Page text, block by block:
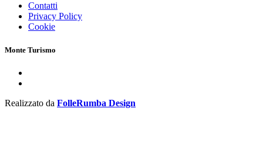
Contatti
Privacy Policy
Cookie
Monte Turismo
Realizzato da FolleRumba Design